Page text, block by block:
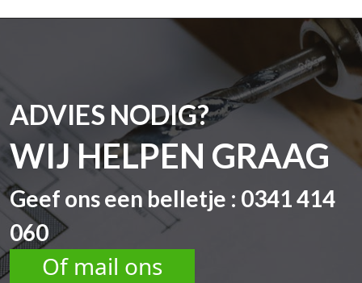
ADVIES NODIG?
WIJ HELPEN GRAAG
Geef ons een belletje : 0341 414
060
Of mail ons